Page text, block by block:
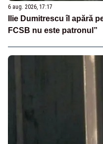
6 aug. 2026, 17:17
Ilie Dumitrescu îl apără
FCSB nu este patronul”